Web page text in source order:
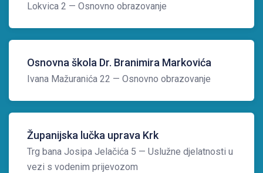
Lokvica 2 — Osnovno obrazovanje
Osnovna škola Dr. Branimira Markovića
Ivana Mažuranića 22 — Osnovno obrazovanje
Županijska lučka uprava Krk
Trg bana Josipa Jelačića 5 — Uslužne djelatnosti u
vezi s vodenim prijevozom